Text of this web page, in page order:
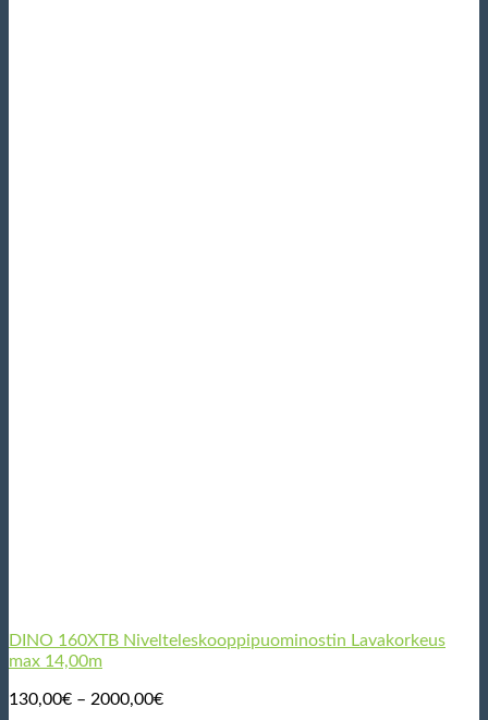
DINO 160XTB Nivelteleskooppipuominostin Lavakorkeus
max 14,00m
130,00€ – 2000,00€Hintaluokka: